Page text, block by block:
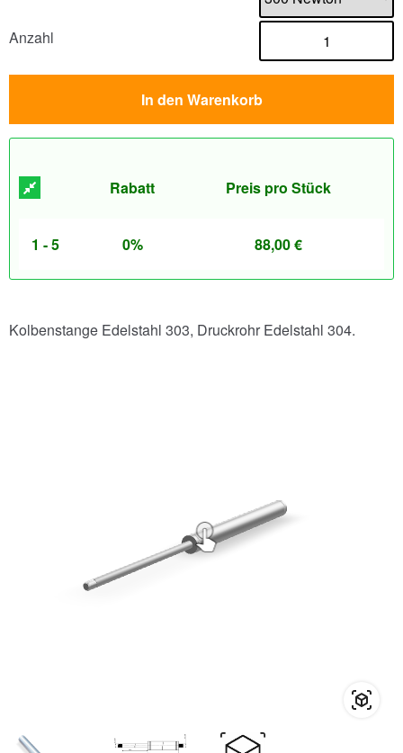
Anzahl
In den Warenkorb
Rabatt Preis pro Stück
1 - 5 0% 88,00€
Kolbenstange Edelstahl 303, Druckrohr Edelstahl 304.